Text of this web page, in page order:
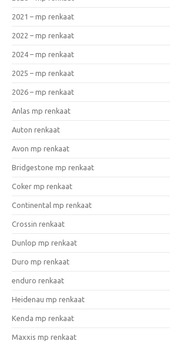
2021 – mp renkaat
2022 – mp renkaat
2024 – mp renkaat
2025 – mp renkaat
2026 – mp renkaat
Anlas mp renkaat
Auton renkaat
Avon mp renkaat
Bridgestone mp renkaat
Coker mp renkaat
Continental mp renkaat
Crossin renkaat
Dunlop mp renkaat
Duro mp renkaat
enduro renkaat
Heidenau mp renkaat
Kenda mp renkaat
Maxxis mp renkaat